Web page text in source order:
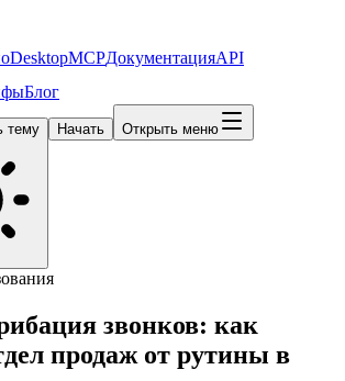
DesktopMCPДокументацияAPI
Блог
тему Начать Открыть меню
звонков: как
продаж от рутины в